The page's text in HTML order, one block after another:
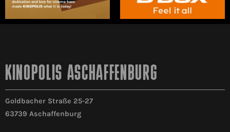
KINOPOLIS ASCHAFFENBURG
Goldbacher Straße 25-27
63739 Aschaffenburg